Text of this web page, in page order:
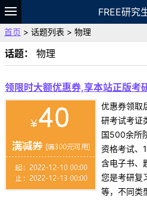
FREE研究
题库
故事 专题
VIP
资料
首页 > 话题列表 > 物理
话题： 物理
领限时大额优惠券,享本站正版考
优惠券领取
研考试考证
国500余所
资格考试、
含电子书、
您是考研复
等，不同类